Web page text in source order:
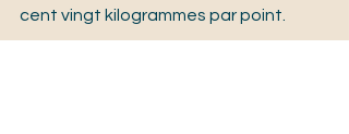
cent vingt kilogrammes par point.